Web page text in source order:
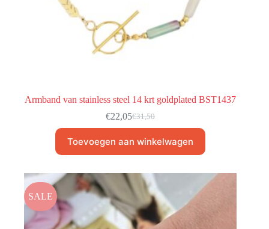
Armband van stainless steel 14 krt goldplated BST1437
€31,50
€22,05
Toevoegen aan winkelwagen
SALE